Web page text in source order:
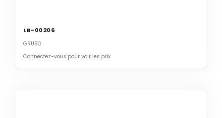
LB-00206
GRUSO
Connectez-vous pour voir les prix